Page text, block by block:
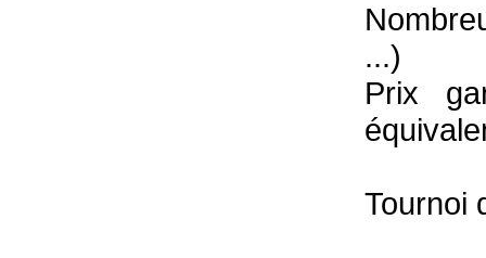
...)
Prix
Tournoi